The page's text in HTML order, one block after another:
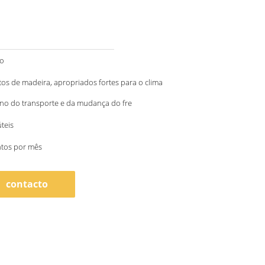
de madeira, apropriados fortes para o clima
do transporte e da mudança do fre
por mês
contacto